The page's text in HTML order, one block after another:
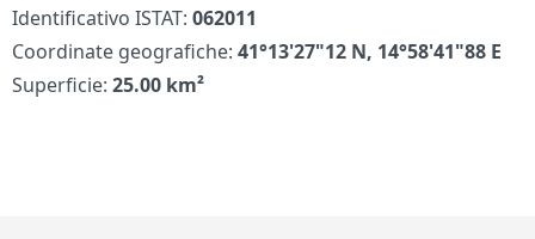
Identificativo ISTAT:062011
Coordinate geografiche:41°13'27"12 N, 14°58'41"88 E
Superficie:25.00 km²